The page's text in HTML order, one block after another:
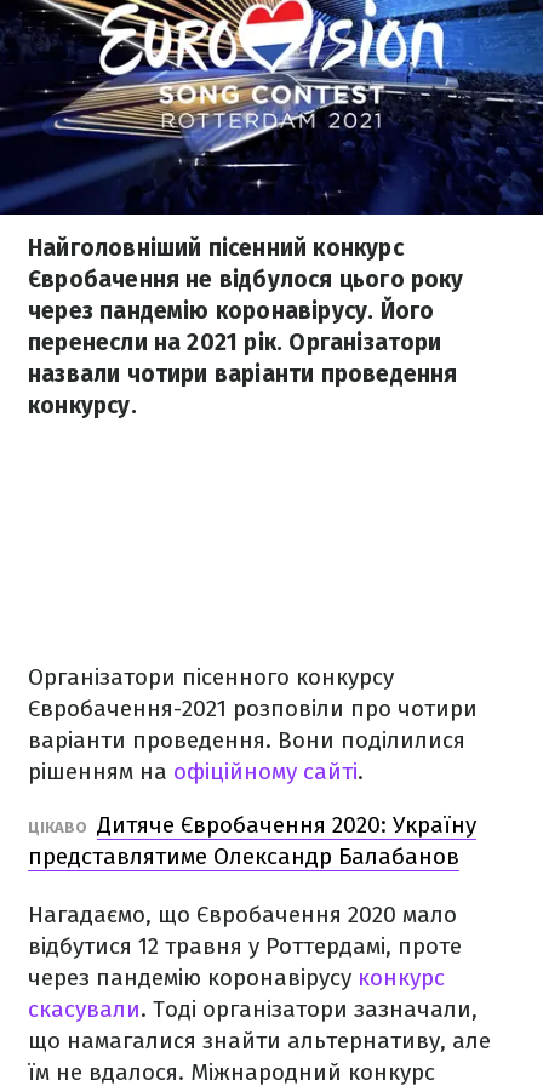
Найголовніший пісенний конкурс
Євробачення не відбулося цього року
через пандемію коронавірусу. Його
перенесли на 2021 рік. Організатори
назвали чотири варіанти проведення
конкурсу.
Організатори пісенного конкурсу
Євробачення-2021 розповіли про чотири
варіанти проведення. Вони поділилися
рішенням на офіційному сайті.
ЦІКАВО Дитяче Євробачення 2020: Україну
представлятиме Олександр Балабанов
Нагадаємо, що Євробачення 2020 мало
відбутися 12 травня у Роттердамі, проте
через пандемію коронавірусу конкурс
скасували. Тоді організатори зазначали,
що намагалися знайти альтернативу, але
їм не вдалося. Міжнародний конкурс